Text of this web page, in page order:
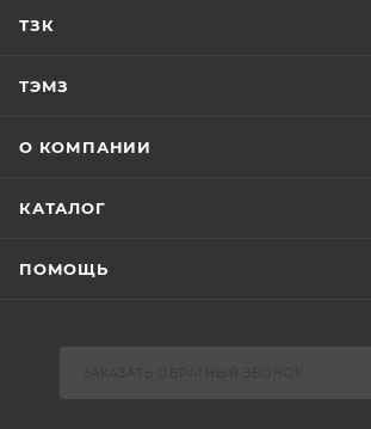
ТЗК
ТЭМЗ
О КОМПАНИИ
КАТАЛОГ
ПОМОЩЬ